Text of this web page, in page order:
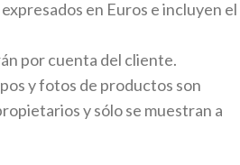
en Euros e incluyen el
por cuenta del cliente.
y fotos de productos son
y sólo se muestran a